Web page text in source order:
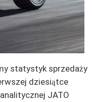
statystyk sprzedaży
dziesiątce
JATO